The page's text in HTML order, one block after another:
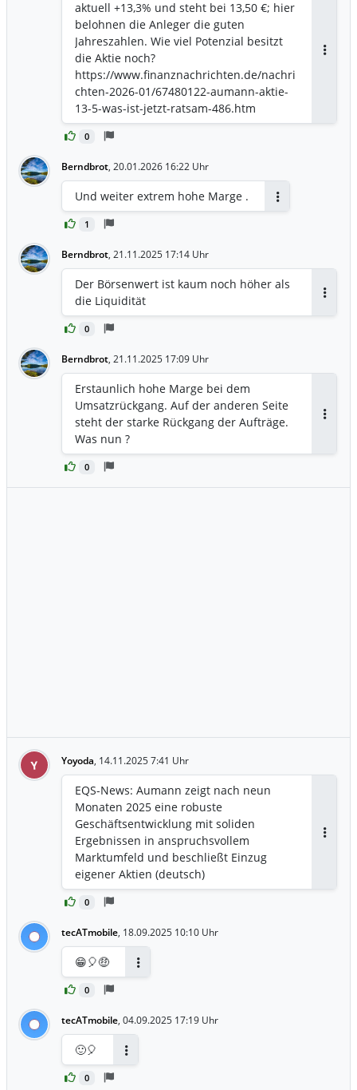
0
aktuell +13,3% und steht bei 13,50 €; hier
belohnen die Anleger die guten
Jahreszahlen. Wie viel Potenzial besitzt
die Aktie noch?
https://www.finanznachrichten.de/nachri
chten-2026-01/67480122-aumann-aktie-
13-5-was-ist-jetzt-ratsam-486.htm
Berndbrot, 20.01.2026 16:22 Uhr
1
Und weiter extrem hohe Marge .
Berndbrot, 21.11.2025 17:14 Uhr
0
Der Börsenwert ist kaum noch höher als
die Liquidität
Berndbrot, 21.11.2025 17:09 Uhr
0
Erstaunlich hohe Marge bei dem
Umsatzrückgang. Auf der anderen Seite
steht der starke Rückgang der Aufträge.
Was nun ?
Y Yoyoda, 14.11.2025 7:41 Uhr
0
EQS-News: Aumann zeigt nach neun
Monaten 2025 eine robuste
Geschäftsentwicklung mit soliden
Ergebnissen in anspruchsvollem
Marktumfeld und beschließt Einzug
eigener Aktien (deutsch)
tecATmobile, 18.09.2025 10:10 Uhr
0
😁🎈🤑
tecATmobile, 04.09.2025 17:19 Uhr
0
🙂🎈